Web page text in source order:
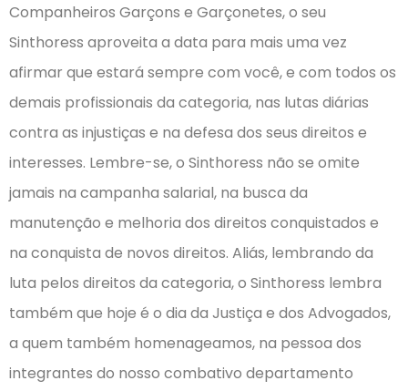
Companheiros Garçons e Garçonetes, o seu
Sinthoress aproveita a data para mais uma vez
afirmar que estará sempre com você, e com todos os
demais profissionais da categoria, nas lutas diárias
contra as injustiças e na defesa dos seus direitos e
interesses. Lembre-se, o Sinthoress não se omite
jamais na campanha salarial, na busca da
manutenção e melhoria dos direitos conquistados e
na conquista de novos direitos. Aliás, lembrando da
luta pelos direitos da categoria, o Sinthoress lembra
também que hoje é o dia da Justiça e dos Advogados,
a quem também homenageamos, na pessoa dos
integrantes do nosso combativo departamento